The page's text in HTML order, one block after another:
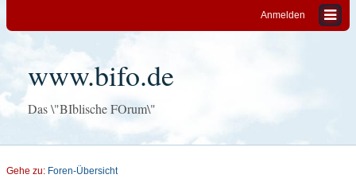
Anmelden
www.bifo.de
Das \"BIblische FOrum\"
Gehe zu: Foren-Übersicht